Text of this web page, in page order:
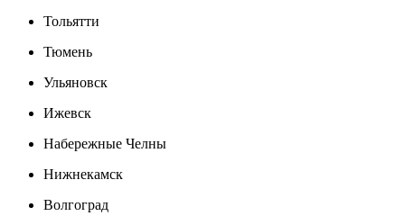
Тольятти
Тюмень
Ульяновск
Ижевск
Набережные Челны
Нижнекамск
Волгоград